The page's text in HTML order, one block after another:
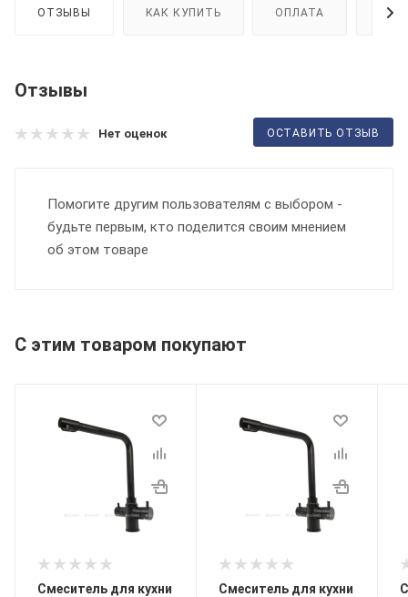
ОТЗЫВЫ КАК КУПИТЬ ОПЛАТА
Отзывы
Нет оценок ОСТАВИТЬ ОТЗЫВ
Помогите другим пользователям с выбором -
будьте первым, кто поделится своим мнением
об этом товаре
С этим товаром покупают
Смеситель для кухни
Смеситель для кухни